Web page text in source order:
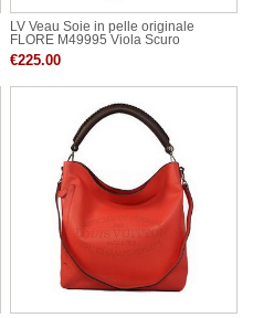
LV Veau Soie in pelle originale
FLORE M49995 Viola Scuro
€225.00